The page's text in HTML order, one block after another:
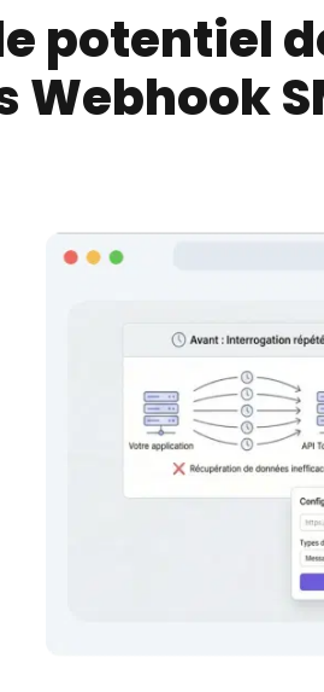
potentiel